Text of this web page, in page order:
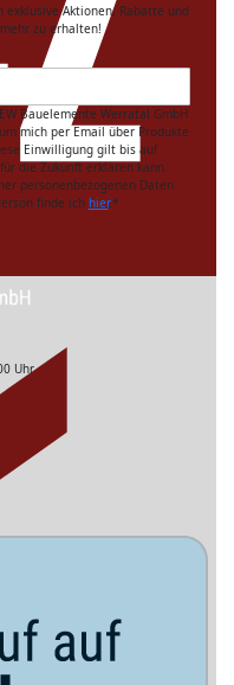
exklusive Aktionen, Rabatte und
zu erhalten!
Bauelemente Werratal GmbH
mich per Email über Produkte
Einwilligung gilt bis auf
die Zukunft erklären kann.
personenbezogenen Daten
finde ich hier.*
Uhr